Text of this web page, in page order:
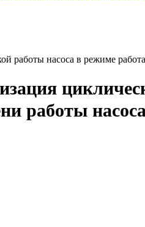
работы насоса в режиме
работы